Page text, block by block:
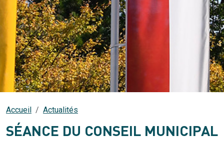
Accueil Actualités
SÉANCE DU CONSEIL MUNICIPAL